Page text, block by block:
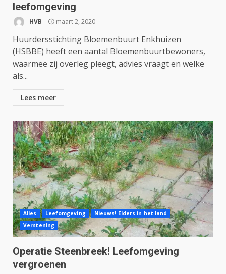
leefomgeving
HVB maart 2, 2020
Huurdersstichting Bloemenbuurt Enkhuizen
(HSBBE) heeft een aantal Bloemenbuurtbewoners,
waarmee zij overleg pleegt, advies vraagt en welke
als...
Lees meer
Alles Leefomgeving
Nieuws! Elders in het land
Verstening
Operatie Steenbreek! Leefomgeving
vergroenen